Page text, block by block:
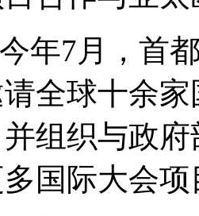
年7月，首
全球十余
组织与政
国际大会